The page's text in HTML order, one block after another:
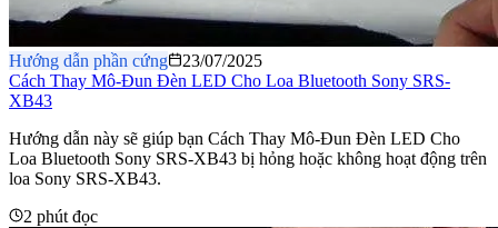
Hướng dẫn phần cứng
23/07/2025
Cách Thay Mô-Đun Đèn LED Cho Loa Bluetooth Sony SRS-
XB43
Hướng dẫn này sẽ giúp bạn Cách Thay Mô-Đun Đèn LED Cho
Loa Bluetooth Sony SRS-XB43 bị hỏng hoặc không hoạt động trên
loa Sony SRS-XB43.
2 phút đọc